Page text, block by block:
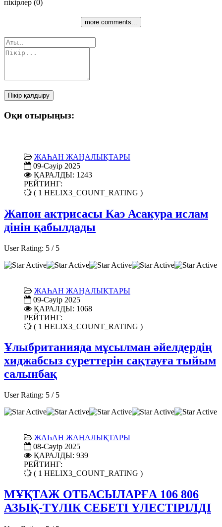
пікірлер (0)
more comments...
Пікір қалдыру
Оқи отырыңыз:
ЖАҺАН ЖАҢАЛЫҚТАРЫ
09-Сәуір 2025
ҚАРАЛДЫ: 1243
РЕЙТИНГ:
( 1 HELIX3_COUNT_RATING )
Жапон актрисасы Каэ Асакура ислам
дінін қабылдады
User Rating: 5 / 5
ЖАҺАН ЖАҢАЛЫҚТАРЫ
09-Сәуір 2025
ҚАРАЛДЫ: 1068
РЕЙТИНГ:
( 1 HELIX3_COUNT_RATING )
Ұлыбританияда мұсылман әйелдердің
хиджабсыз суреттерін сақтауға тыйым
салынбақ
User Rating: 5 / 5
ЖАҺАН ЖАҢАЛЫҚТАРЫ
08-Сәуір 2025
ҚАРАЛДЫ: 939
РЕЙТИНГ:
( 1 HELIX3_COUNT_RATING )
МҰҚТАЖ ОТБАСЫЛАРҒА 106 806
АЗЫҚ-ТҮЛІК СЕБЕТІ ҮЛЕСТІРІЛДІ